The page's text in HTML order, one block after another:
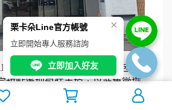
Blue 072C 藍色作為包裝
甜點後把包裝丟掉，以此象徵擺
粹的美味和快樂。
栗卡朵Line官方帳號
立即開始專人服務諮詢
立即加入好友
×